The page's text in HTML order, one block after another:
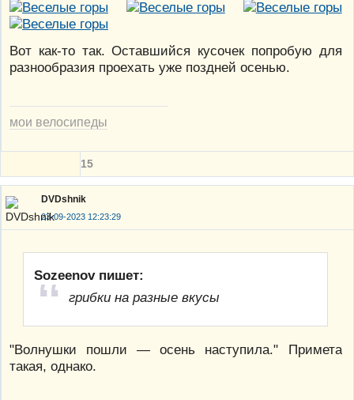
Вот как-то так. Оставшийся кусочек попробую для
разнообразия проехать уже поздней осенью.
мои велосипеды
15
DVDshnik
23-09-2023 12:23:29
Sozeenov пишет:
грибки на разные вкусы
"Волнушки пошли — осень наступила." Примета
такая, однако.